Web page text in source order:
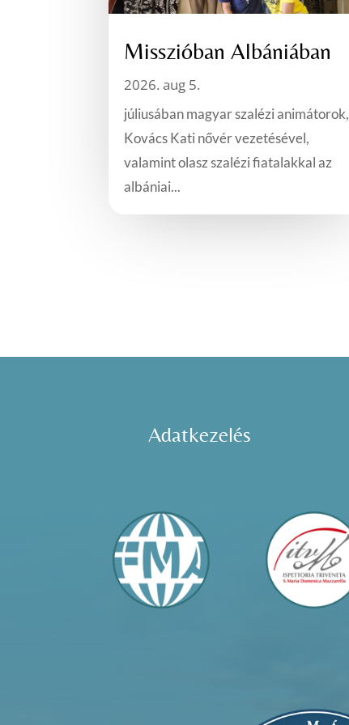
Misszióban Albániában
2026. aug 5.
júliusában magyar szalézi animátorok,
Kovács Kati nővér vezetésével,
valamint olasz szalézi fiatalakkal az
albániai...
Adatkezelés